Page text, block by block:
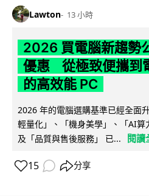
Lawton 13 小時
2026 買電腦新趨勢
優惠 從極致便攜到
的高效能 PC
2026 年的電腦選購基準已經全面
輕量化」、「機身美學」、「AI
及「品質與售後服務」 已...
閱讀
15 分享